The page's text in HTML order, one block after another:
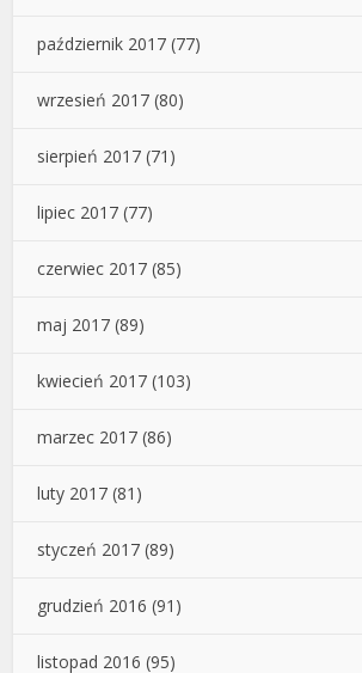
październik 2017 (77)
wrzesień 2017 (80)
sierpień 2017 (71)
lipiec 2017 (77)
czerwiec 2017 (85)
maj 2017 (89)
kwiecień 2017 (103)
marzec 2017 (86)
luty 2017 (81)
styczeń 2017 (89)
grudzień 2016 (91)
listopad 2016 (95)